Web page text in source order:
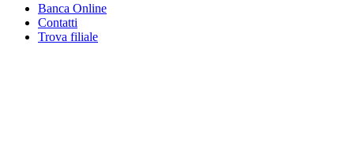
Banca Online
Contatti
Trova filiale